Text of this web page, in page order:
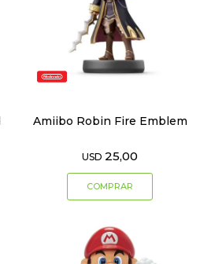
Amiibo Robin Fire Emblem
USD 25,00